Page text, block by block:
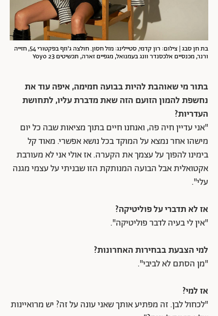
בת חן סבג | צילום: רון קדמי, סטיילינג: מזל חסון. חולצה ג'וזף בפקטורי 54, חזייה
ורנר, מכנסיים אלכסנדר וונג בעמנואל, מגפיים זארה, תכשיטים Yoyo 23
בתור מי שאוהבת להיות בבועה חמימה, איפה עוד את
נחשפת להמון הזועם הזה שאת מדברת עליו, לתחושת
העדריות?
"אני עדיין חיה פה, ואנחנו חיים בתוך מציאות שבה כל יום
מישהו אחר נמצא על המוקד בכל נושא אפשרי. מאוד קל
בימינו להפוך על עצמך את הקערה. אז אולי אני לא מעורבת
אקטואלית אבל הבועה המנותקת הזו שבניתי על עצמי מגנה
עלי".
אז לא תדברי על פוליטיקה?
"אין לי בעיה לדבר פוליטיקה".
למי הצבעת בבחירות האחרונות?
"מן הסתם לא לביבי".
אז למי?
"לכחול לבן. זה מפתיע אותך שאני עונה על זה? יש מרואיינות